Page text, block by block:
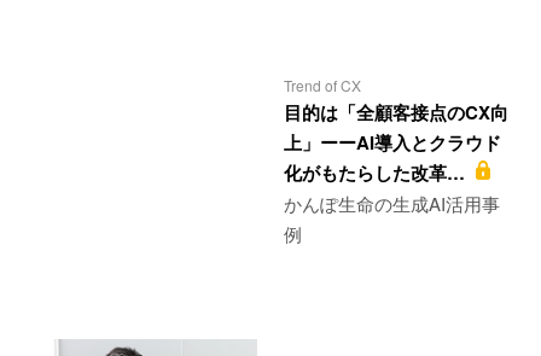
Trend of CX
目的は「全顧客接点のCX向
上」ーーAI導入とクラウド
化がもたらした改革…
かんぽ生命の生成AI活用事
例